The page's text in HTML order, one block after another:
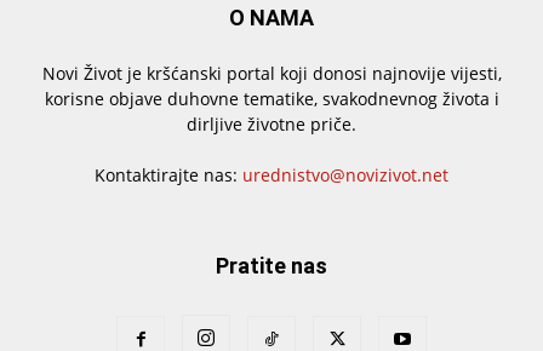
O NAMA
Novi Život je kršćanski portal koji donosi najnovije vijesti,
korisne objave duhovne tematike, svakodnevnog života i
dirljive životne priče.
Kontaktirajte nas: urednistvo@novizivot.net
Pratite nas